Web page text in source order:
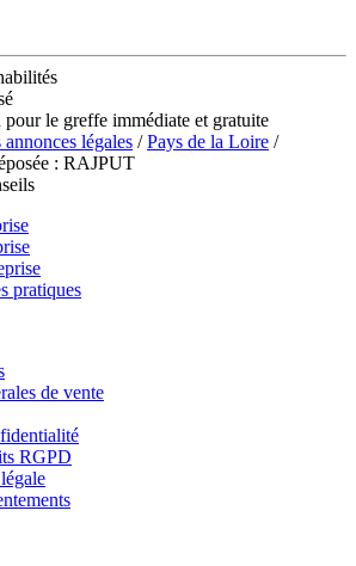
le greffe immédiate et gratuite
légales /Pays de la Loire /
: RAJPUT
pratiques
de vente
RGPD